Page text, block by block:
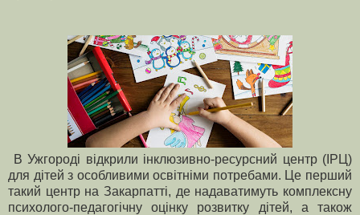
В Ужгороді відкрили інклюзивно-ресурсний центр (ІРЦ)
для дітей з особливими освітніми потребами. Це перший
такий центр на Закарпатті, де надаватимуть комплексну
психолого-педагогічну оцінку розвитку дітей, а також